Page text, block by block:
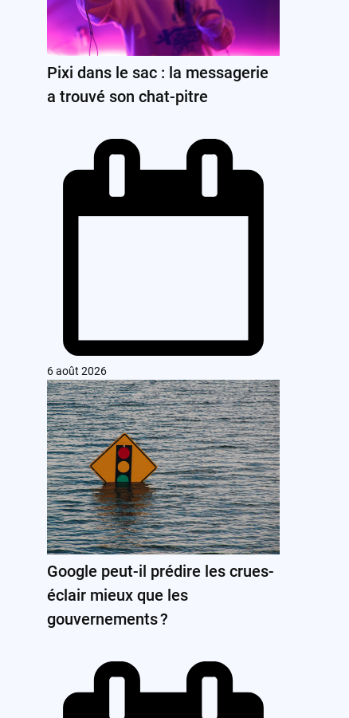
Pixi dans le sac : la messagerie
a trouvé son chat-pitre
6 août 2026
Google peut-il prédire les crues-
éclair mieux que les
gouvernements ?